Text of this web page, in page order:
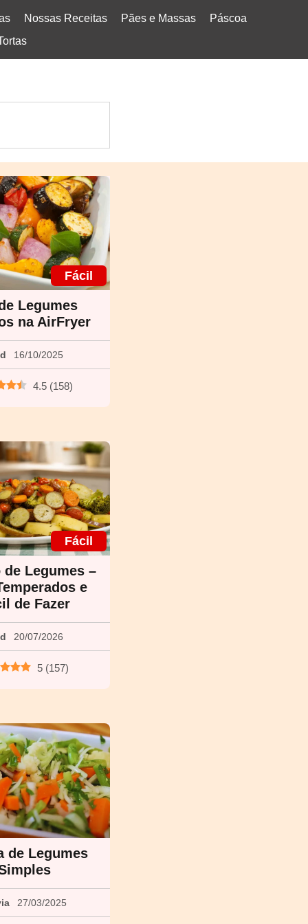
Nossas Receitas Pães e Massas
Páscoa
Fácil
Legumes
na AirFryer
16/10/2025
4.5 (158)
Fácil
de Legumes –
e
de Fazer
20/07/2026
5 (157)
de Legumes
27/03/2025